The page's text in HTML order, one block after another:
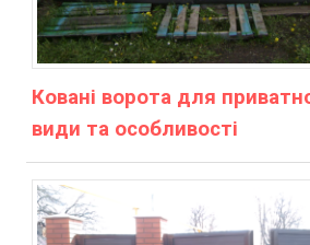
Ковані ворота для
види та особливості